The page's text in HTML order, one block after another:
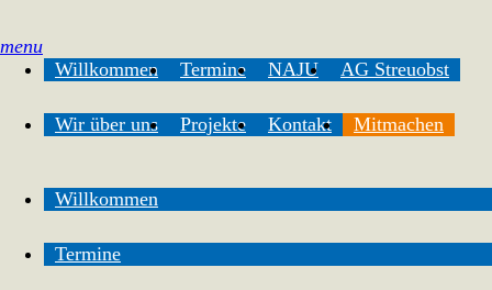
menu
Willkommen
Termine NAJU AG Streuobst
Wir über uns Projekte Kontakt Mitmachen
Willkommen
Termine